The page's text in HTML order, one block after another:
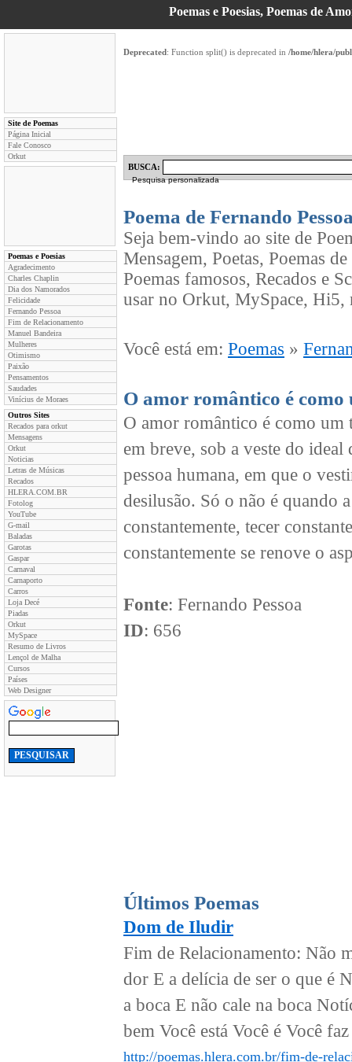
Poemas e Poesias, Poemas de
Site de Poemas
Página Inicial
Fale Conosco
Orkut
Poemas e Poesias
Agradecimento
Charles Chaplin
Dia dos Namorados
Felicidade
Fernando Pessoa
Fim de Relacionamento
Manuel Bandeira
Mulheres
Otimismo
Paixão
Pensamentos
Saudades
Vinícius de Moraes
Outros Sites
Recados para orkut
Mensagens
Orkut
Noticias
Letras de Músicas
Recados
HLERA.COM.BR
Fotolog
YouTube
G-mail
Baladas
Garotas
Gaspar
Carnaval
Carnaporto
Carros
Loja Decé
Piadas
Orkut
MySpace
Resumo de Livros
Lençol de Malha
Cursos
Países
Web Designer
Deprecated: Function split() is deprecated in /home/hlera/
BUSCA:
Pesquisa personalizada
Poema de Fernando
Seja bem-vindo ao site de
Mensagem, Poetas, Poemas
Poemas famosos, Recados e
usar no Orkut, MySpace, Hi5,
Você está em: Poemas »
O amor romântico é como
O amor romântico é como um
em breve, sob a veste do
pessoa humana, em que o
desilusão. Só o não é quando
constantemente, tecer
constantemente se renove o
Fonte: Fernando Pessoa
ID: 656
Últimos Poemas
Dom de Iludir
Fim de Relacionamento: Não
dor E a delícia de ser o que é
a boca E não cale na boca
bem Você está Você é Você
http://poemas.hlera.com.br/fim-de-